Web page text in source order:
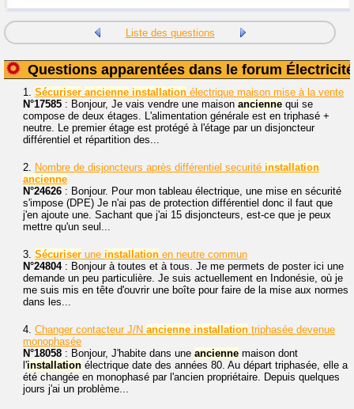
Liste des questions
Questions apparentées dans le forum Électricité
1. Sécuriser ancienne installation électrique maison mise à la vente
N°17585 : Bonjour, Je vais vendre une maison ancienne qui se
compose de deux étages. L'alimentation générale est en triphasé +
neutre. Le premier étage est protégé à l'étage par un disjoncteur
différentiel et répartition des...
2. Nombre de disjoncteurs après différentiel securité installation
ancienne
N°24626 : Bonjour. Pour mon tableau électrique, une mise en sécurité
s'impose (DPE) Je n'ai pas de protection différentiel donc il faut que
j'en ajoute une. Sachant que j'ai 15 disjoncteurs, est-ce que je peux
mettre qu'un seul...
3. Sécuriser une installation en neutre commun
N°24804: Bonjour à toutes et à tous. Je me permets de poster ici une
demande un peu particulière. Je suis actuellement en Indonésie, où je
me suis mis en tête d'ouvrir une boîte pour faire de la mise aux normes
dans les...
4. Changer contacteur J/N ancienne installation triphasée devenue
monophasée
N°18058 : Bonjour, J'habite dans une ancienne maison dont
l'installation électrique date des années 80. Au départ triphasée, elle a
été changée en monophasé par l'ancien propriétaire. Depuis quelques
jours j'ai un problème...